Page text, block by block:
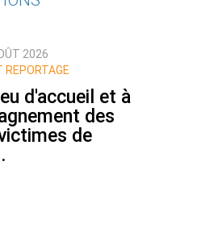
publié)
2026
REPORTAGE
d'accueil et à
des
de